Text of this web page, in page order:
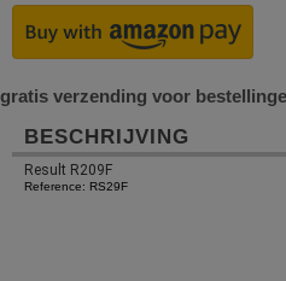
gratis verzending voor
BESCHRIJVING
Result R209F
Reference: RS29F